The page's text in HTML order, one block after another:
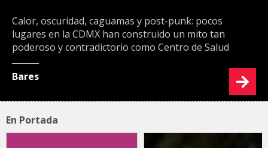
Calor, oscuridad, caguamas y post-punk: pocos
lugares en la CDMX han construido un mito tan
poderoso y contradictorio como Centro de Salud
Bares
En Portada